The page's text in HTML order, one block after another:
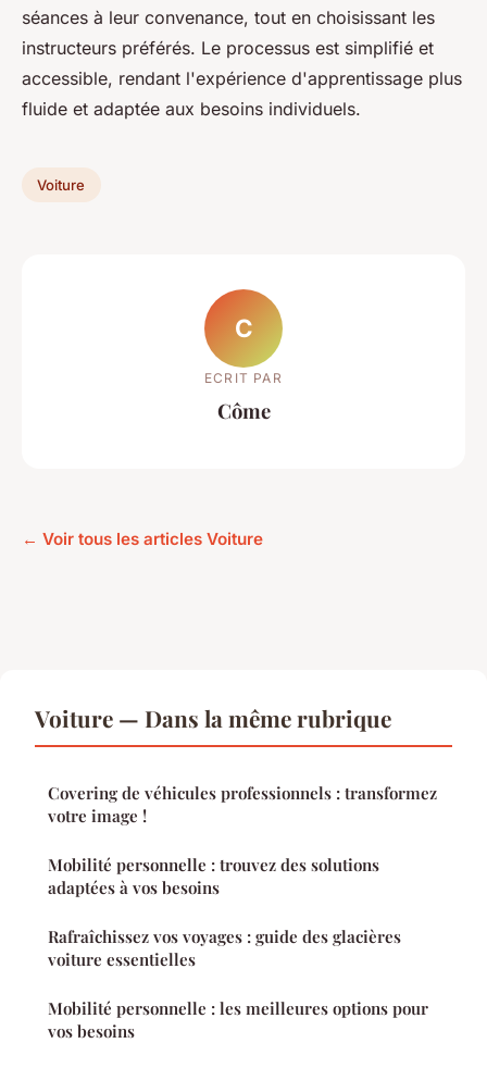
séances à leur convenance, tout en choisissant les
instructeurs préférés. Le processus est simplifié et
accessible, rendant l'expérience d'apprentissage plus
fluide et adaptée aux besoins individuels.
Voiture
C
ECRIT PAR
Côme
← Voir tous les articles Voiture
Voiture — Dans la même rubrique
Covering de véhicules professionnels : transformez
votre image !
Mobilité personnelle : trouvez des solutions
adaptées à vos besoins
Rafraîchissez vos voyages : guide des glacières
voiture essentielles
Mobilité personnelle : les meilleures options pour
vos besoins